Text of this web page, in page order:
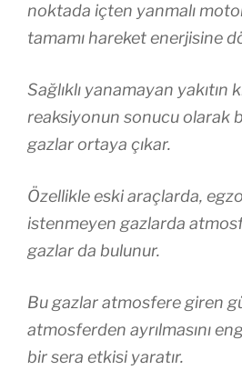
noktada içten yanmalı
tamamı hareket enerjisine
Sağlıklı yanamayan yakıtın
reaksiyonun sonucu olarak
gazlar ortaya çıkar.
Özellikle eski araçlarda,
istenmeyen gazlarda
gazlar da bulunur.
Bu gazlar atmosfere giren
atmosferden ayrılmasını
bir sera etkisi yaratır.